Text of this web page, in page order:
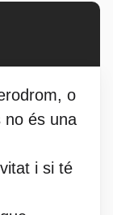
o
no és una
i si té